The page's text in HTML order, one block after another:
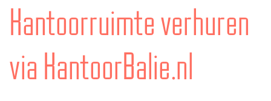
Kantoorruimte verhuren
via KantoorBalie.nl